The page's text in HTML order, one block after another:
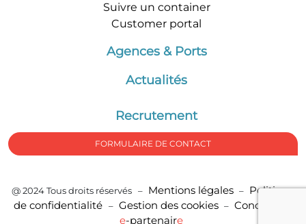
Suivre un container
Customer portal
Agences & Ports
Actualités
Recrutement
FORMULAIRE DE CONTACT
@ 2024 Tous droits réservés – Mentions légales – Politique
de confidentialité – Gestion des cookies – Conception
e-partenaire